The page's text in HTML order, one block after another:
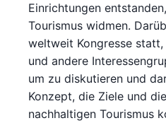
Einrichtungen
Tourismus widmen.
weltweit Kongresse
und andere
um zu diskutieren und
Konzept, die Ziele und
nachhaltigen Tourismus